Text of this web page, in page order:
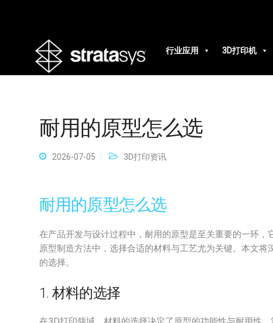
行业应用
3D打印机
耐用的原型怎么选
2026-07-05 3D打印资讯
耐用的原型怎么选
在产品开发与设计过程中，耐用的原型是至关重要的一环
原型制造方法中，选择合适的材料与工艺尤为关键。本文
的选择。
1. 材料的选择